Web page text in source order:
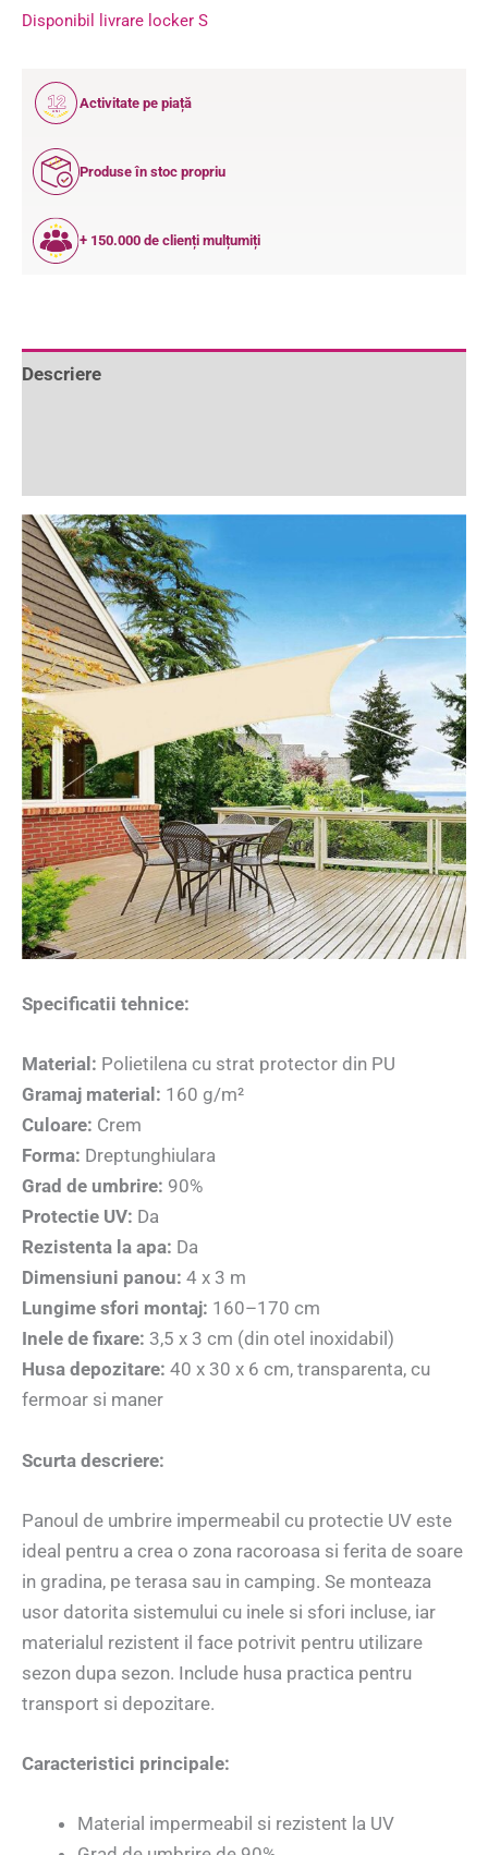
Disponibil livrare locker S
12
ANI
Activitate pe piață
Produse în stoc propriu
+ 150.000 de clienți mulțumiți
Descriere
Specificatii tehnice:
Material: Polietilena cu strat protector din PU
Gramaj material: 160 g/m²
Culoare: Crem
Forma: Dreptunghiulara
Grad de umbrire: 90%
Protectie UV: Da
Rezistenta la apa: Da
Dimensiuni panou: 4 x 3 m
Lungime sfori montaj: 160–170 cm
Inele de fixare: 3,5 x 3 cm (din otel inoxidabil)
Husa depozitare: 40 x 30 x 6 cm, transparenta, cu
fermoar si maner
Scurta descriere:
Panoul de umbrire impermeabil cu protectie UV este
ideal pentru a crea o zona racoroasa si ferita de soare
in gradina, pe terasa sau in camping. Se monteaza
usor datorita sistemului cu inele si sfori incluse, iar
materialul rezistent il face potrivit pentru utilizare
sezon dupa sezon. Include husa practica pentru
transport si depozitare.
Caracteristici principale:
Material impermeabil si rezistent la UV